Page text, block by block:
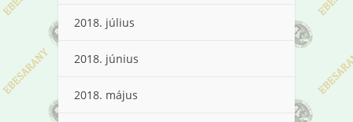
2018. július
2018. június
2018. május